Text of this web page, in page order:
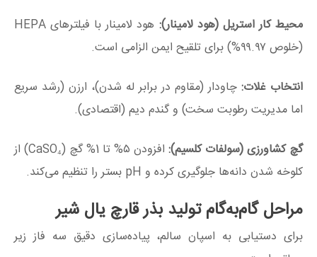
محیط کار استریل (هود لامینار):
هود لامینار با فیلترهای HEPA
(خلوص ۹۹.۹۷% ) برای تلقیح ایمن الزامی است.
انتخاب غلات: چاودار (مقاوم در برابر له شدن)، ارزن (رشد سریع
اما مدیریت رطوبت سخت) و گندم دیم (اقتصادی).
گچ کشاورزی (سولفات کلسیم): افزودن ۵%
تا 1% گچ (CaSO₄) از
کلوخه شدن دانه‌ها جلوگیری کرده و pH بستر را تنظیم می‌کند.
مراحل گام‌به‌گام تولید بذر قارچ یال شیر
برای دستیابی به اسپان سالم، پیاده‌سازی دقیق سه فاز زیر